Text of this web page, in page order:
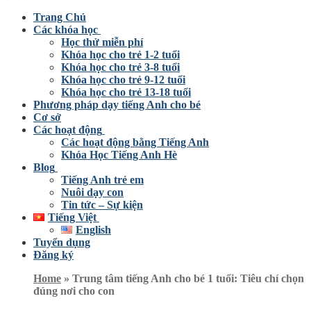
Trang Chủ
Các khóa học
Học thử miễn phí
Khóa học cho trẻ 1-2 tuổi
Khóa học cho trẻ 3-8 tuổi
Khóa học cho trẻ 9-12 tuổi
Khóa học cho trẻ 13-18 tuổi
Phương pháp dạy tiếng Anh cho bé
Cơ sở
Các hoạt động
Các hoạt động bằng Tiếng Anh
Khóa Học Tiếng Anh Hè
Blog
Tiếng Anh trẻ em
Nuôi dạy con
Tin tức – Sự kiện
Tiếng Việt
English
Tuyển dụng
Đăng ký
Home » Trung tâm tiếng Anh cho bé 1 tuổi: Tiêu chí chọn
đúng nơi cho con